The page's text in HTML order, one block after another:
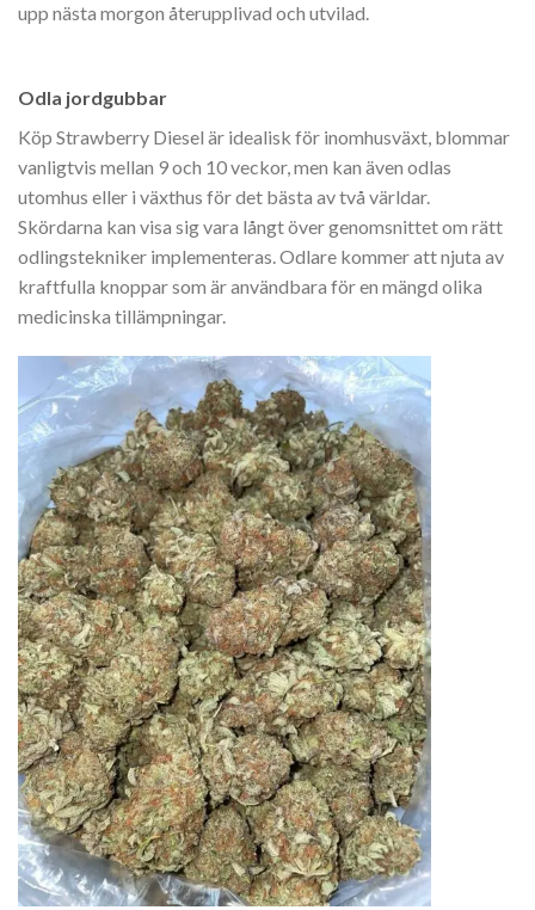
upp nästa morgon återupplivad och utvilad.
Odla jordgubbar
Köp Strawberry Diesel är idealisk för inomhusväxt, blommar
vanligtvis mellan 9 och 10 veckor, men kan även odlas
utomhus eller i växthus för det bästa av två världar.
Skördarna kan visa sig vara långt över genomsnittet om rätt
odlingstekniker implementeras. Odlare kommer att njuta av
kraftfulla knoppar som är användbara för en mängd olika
medicinska tillämpningar.